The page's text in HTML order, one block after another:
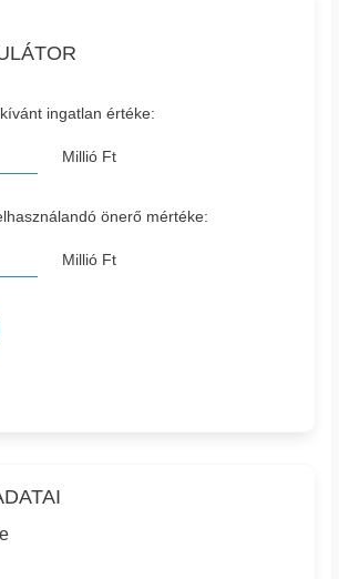
ingatlan értéke:
Millió Ft
önerő mértéke:
Millió Ft